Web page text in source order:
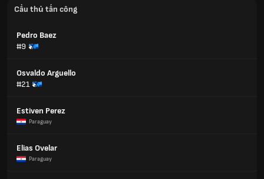
Cầu thủ tấn công
Pedro Baez
#9
Osvaldo Arguello
#21
Estiven Perez
Paraguay
Elias Ovelar
Paraguay